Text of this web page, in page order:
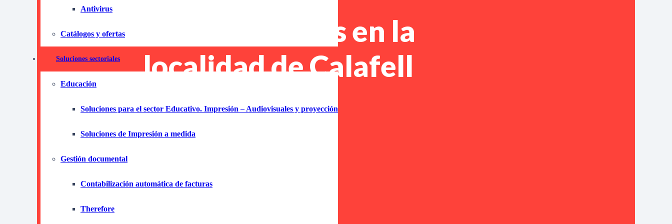
Antivirus
Catálogos y ofertas
Soluciones sectoriales
Educación
Soluciones para el sector Educativo. Impresión – Audiovisuales y proyección
Soluciones de Impresión a medida
Gestión documental
Contabilización automática de facturas
Therefore
fotocopiadoras en la
localidad de Calafell
provincia de
Tarragona
Ahorra y Mejora tu